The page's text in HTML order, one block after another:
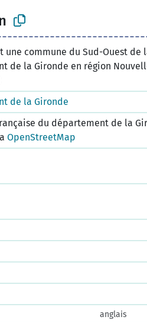
une commune du Sud-Ouest de
de la Gironde en région
de la Gironde
du département de la
OpenStreetMap
anglais